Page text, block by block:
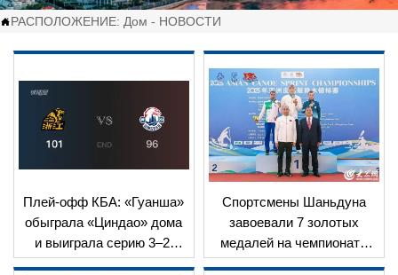
РАСПОЛОЖЕНИЕ: Дом - НОВОСТИ
Плей-офф КБА: «Гуанша»
обыграла «Циндао» дома
и выиграла серию 3–2,
выйдя в полуфинал
Спортсмены Шаньдуна
завоевали 7 золотых
медалей на чемпионате
Азии по гребле на